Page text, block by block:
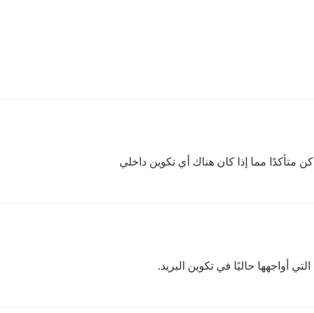
أواجهها حاليًا في تكوين البريد.